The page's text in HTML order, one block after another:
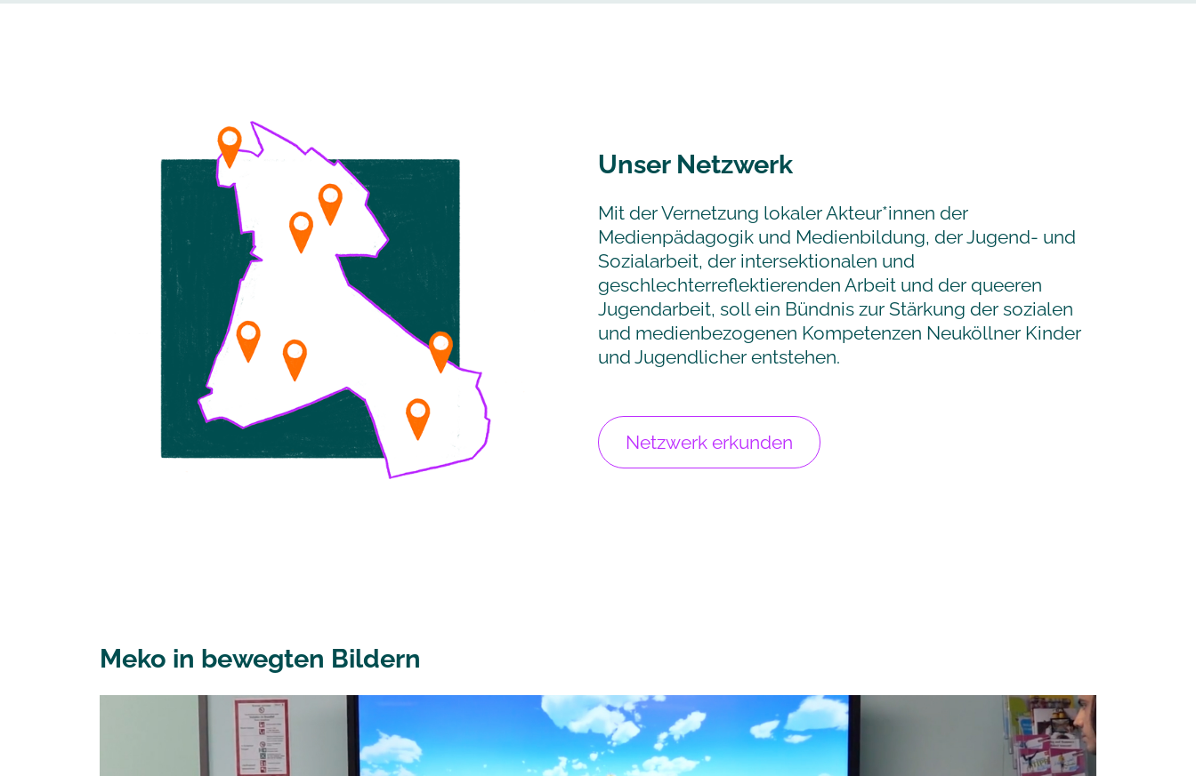
Unser Netzwerk
Mit der Vernetzung lokaler Akteur*innen der
Medienpädagogik und Medienbildung, der Jugend- und
Sozialarbeit, der intersektionalen und
geschlechterreflektierenden Arbeit und der queeren
Jugendarbeit, soll ein Bündnis zur Stärkung der sozialen
und medienbezogenen Kompetenzen Neuköllner Kinder
und Jugendlicher entstehen.
Netzwerk erkunden
Meko in bewegten Bildern